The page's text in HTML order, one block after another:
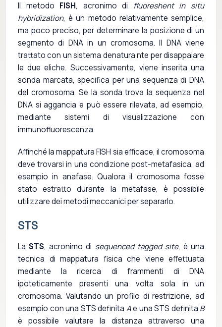
Il metodo FISH, acronimo di
fluoreshent in situ
hybridization, è un metodo relativamente semplice,
ma poco preciso, per determinare la posizione di un
segmento di DNA in un cromosoma. Il DNA viene
trattato con un sistema denatura nte per disappaiare
le due eliche. Successivamente, viene inserita una
sonda marcata, specifica per una sequenza di DNA
del cromosoma. Se la sonda trova la sequenza nel
DNA si aggancia e può essere rilevata, ad esempio,
mediante sistemi di visualizzazione con
immunofluorescenza.
Affinché la mappatura FISH sia efficace, il cromosoma
deve trovarsi in una condizione post-metafasica, ad
esempio in anafase. Qualora il cromosoma fosse
stato estratto durante la metafase, è possibile
utilizzare dei metodi meccanici per separarlo.
STS
LaSTS, acronimo di sequenced tagged site, è una
tecnica di mappatura fisica che viene effettuata
mediante la ricerca di frammenti di DNA
ipoteticamente presenti una volta sola in un
cromosoma. Valutando un profilo di restrizione, ad
esempio con una STS definita Ae una STS definita B
è possibile valutare la distanza attraverso una